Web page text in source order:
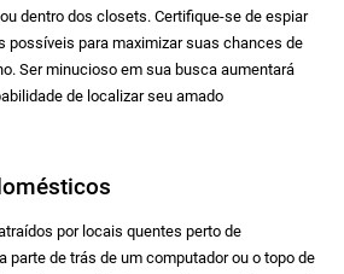
dentro dos closets. Certifique-se de espiar
possíveis para maximizar suas chances de
Ser minucioso em sua busca aumentará
de localizar seu amado
por locais quentes perto de
parte de trás de um computador ou o topo de